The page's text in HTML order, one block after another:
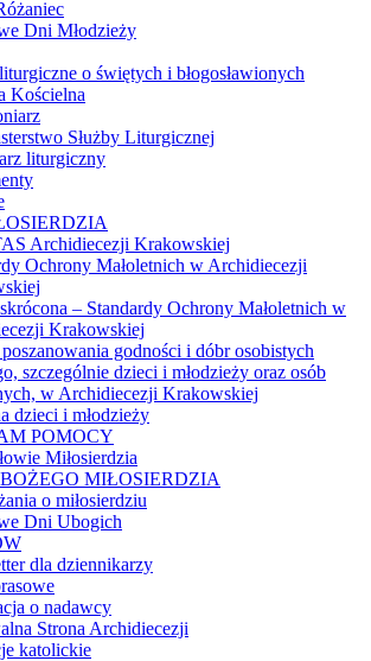
Dni Młodzieży
o świętych i błogosławionych
Kościelna
Służby Liturgicznej
liturgiczny
Archidiecezji Krakowskiej
Ochrony Małoletnich w Archidiecezji
– Standardy Ochrony Małoletnich w
Krakowskiej
poszanowania godności i dóbr osobistych
szczególnie dzieci i młodzieży oraz osób
w Archidiecezji Krakowskiej
dzieci i młodzieży
POMOCY
Miłosierdzia
MIŁOSIERDZIA
o miłosierdziu
Dni Ubogich
dla dziennikarzy
o nadawcy
Strona Archidiecezji
katolickie